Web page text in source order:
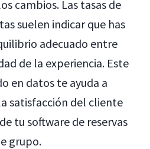
cambios. Las tasas de
suelen indicar que has
adecuado entre
de la experiencia. Este
en datos te ayuda a
satisfacción del cliente
tu software de reservas
grupo.